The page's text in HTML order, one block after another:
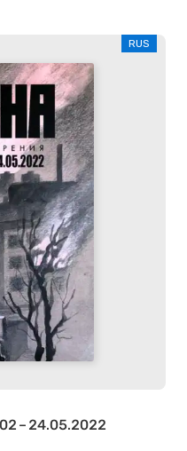
RUS
– 24.05.2022